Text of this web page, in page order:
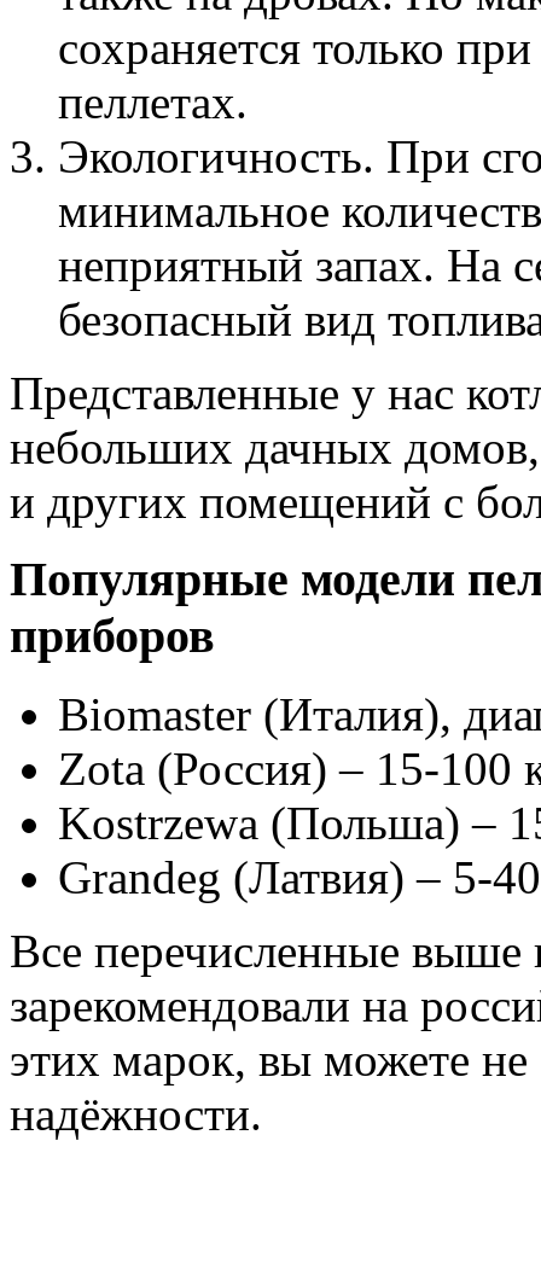
сохраняется только
пеллетах.
Экологичность. При
минимальное
неприятный запах. На
безопасный вид
Представленные у нас
небольших дачных
и других помещений с
Популярные модели
приборов
Biomaster (Италия),
Zota (Россия) – 15-100
Kostrzewa (Польша) –
Grandeg (Латвия) – 5-
Все перечисленные выше
зарекомендовали на
этих марок, вы можете не
надёжности.